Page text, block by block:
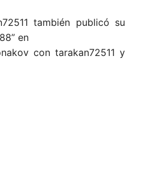
también publicó su
en
con tarakan72511 y